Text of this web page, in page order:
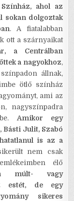
ahol az
sokan dolgoztak
. A fiatalabban
ott a szárnyaikat
a Centrálban
a nagyokhoz,
állnak,
ötlő színház
ami az
nagyszínpadra
be.Amikor egy
Julit, Szabó
is az a
nem csak
élő
múlt- vagy
estét, de egy
sikeres